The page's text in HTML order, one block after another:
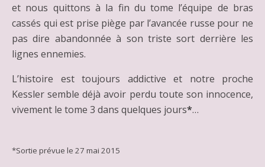
et nous quittons à la fin du tome l’équipe de bras
cassés qui est prise piège par l’avancée russe pour ne
pas dire abandonnée à son triste sort derrière les
lignes ennemies.
L’histoire est toujours addictive et notre proche
Kessler semble déjà avoir perdu toute son innocence,
vivement le tome 3 dans quelques jours*…
*Sortie prévue le 27 mai 2015